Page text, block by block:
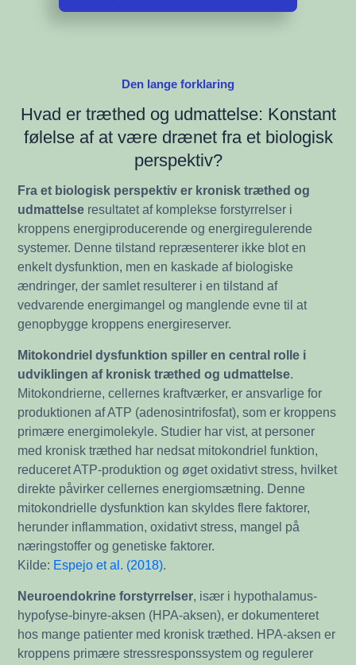
Den lange forklaring
Hvad er træthed og udmattelse: Konstant
følelse af at være drænet fra et biologisk
perspektiv?
Fra et biologisk perspektiv er kronisk træthed og
udmattelse resultatet af komplekse forstyrrelser i
kroppens energiproducerende og energiregulerende
systemer. Denne tilstand repræsenterer ikke blot en
enkelt dysfunktion, men en kaskade af biologiske
ændringer, der samlet resulterer i en tilstand af
vedvarende energimangel og manglende evne til at
genopbygge kroppens energireserver.
Mitokondriel dysfunktion spiller en central rolle i
udviklingen af kronisk træthed og udmattelse.
Mitokondrierne, cellernes kraftværker, er ansvarlige for
produktionen af ATP (adenosintrifosfat), som er kroppens
primære energimolekyle. Studier har vist, at personer
med kronisk træthed har nedsat mitokondriel funktion,
reduceret ATP-produktion og øget oxidativt stress, hvilket
direkte påvirker cellernes energiomsætning. Denne
mitokondrielle dysfunktion kan skyldes flere faktorer,
herunder inflammation, oxidativt stress, mangel på
næringstoffer og genetiske faktorer.
Kilde: Espejo et al. (2018).
Neuroendokrine forstyrrelser, især i hypothalamus-
hypofyse-binyre-aksen (HPA-aksen), er dokumenteret
hos mange patienter med kronisk træthed. HPA-aksen er
kroppens primære stressresponssystem og regulerer